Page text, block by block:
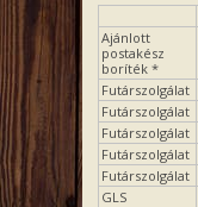
Ajánlott
postakész
boríték *
Futárszolgálat
Futárszolgálat
Futárszolgálat
Futárszolgálat
Futárszolgálat
GLS